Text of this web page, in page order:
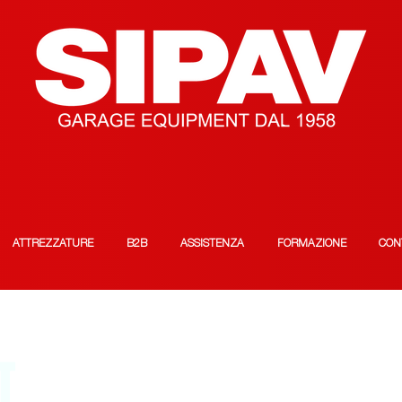
ATTREZZATURE B2B ASSISTENZA FORMAZIONE